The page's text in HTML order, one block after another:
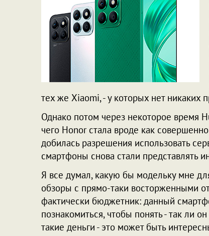
тех же Xiaomi, - у которых нет никаких
Однако потом через некоторое время
чего Honor стала вроде как
добилась разрешения использовать
смартфоны снова стали представлять
Я все думал, какую бы модельку мне
обзоры с прямо-таки восторженными
фактически бюджетник: данный
познакомиться, чтобы понять - так ли
такие деньги - это может быть